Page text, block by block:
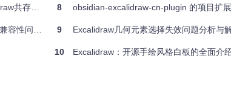
响应
深度解析
解决之道
8 obsidian-excalidraw-cn-plugin 的项目扩
9 Excalidraw几何元素选择失效问题分析与
10 Excalidraw：开源手绘风格白板的全面介